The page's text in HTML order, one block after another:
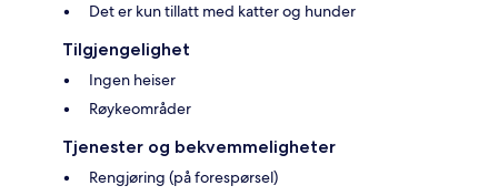
Det er kun tillatt med katter og hunder
Tilgjengelighet
Ingen heiser
Røykeområder
Tjenester og bekvemmeligheter
Rengjøring (på forespørsel)